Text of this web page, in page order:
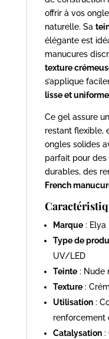
offrir à vos
naturelle. Sa
élégante est
manucures
texture
s’applique
lisse et uniforme
Ce gel assure
restant flexible,
ongles solides
parfait pour des
durables, des
French
Marque: Elya
Type de
UV/LED
Teinte: Nude
Texture:
Utilisation:
renforcement
Catalysation: